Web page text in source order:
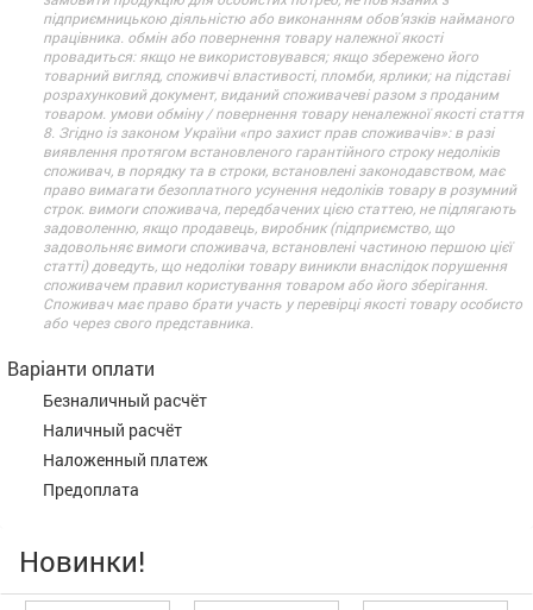
підприємницькою діяльністю або виконанням обов’язків найманого
працівника. обмін або повернення товару належної якості
провадиться: якщо не використовувався; якщо збережено його
товарний вигляд, споживчі властивості, пломби, ярлики; на підставі
розрахунковий документ, виданий споживачеві разом з проданим
товаром. умови обміну / повернення товару неналежної якості стаття
8. Згідно із законом України «про захист прав споживачів»: в разі
виявлення протягом встановленого гарантійного строку недоліків
споживач, в порядку та в строки, встановлені законодавством, має
право вимагати безоплатного усунення недоліків товару в розумний
строк. вимоги споживача, передбачених цією статтею, не підлягають
задоволенню, якщо продавець, виробник (підприємство, що
задовольняє вимоги споживача, встановлені частиною першою цієї
статті) доведуть, що недоліки товару виникли внаслідок порушення
споживачем правил користування товаром або його зберігання.
Споживач має право брати участь у перевірці якості товару особисто
або через свого представника.
Варіанти оплати
Безналичный расчёт
Наличный расчёт
Наложенный платеж
Предоплата
Новинки!